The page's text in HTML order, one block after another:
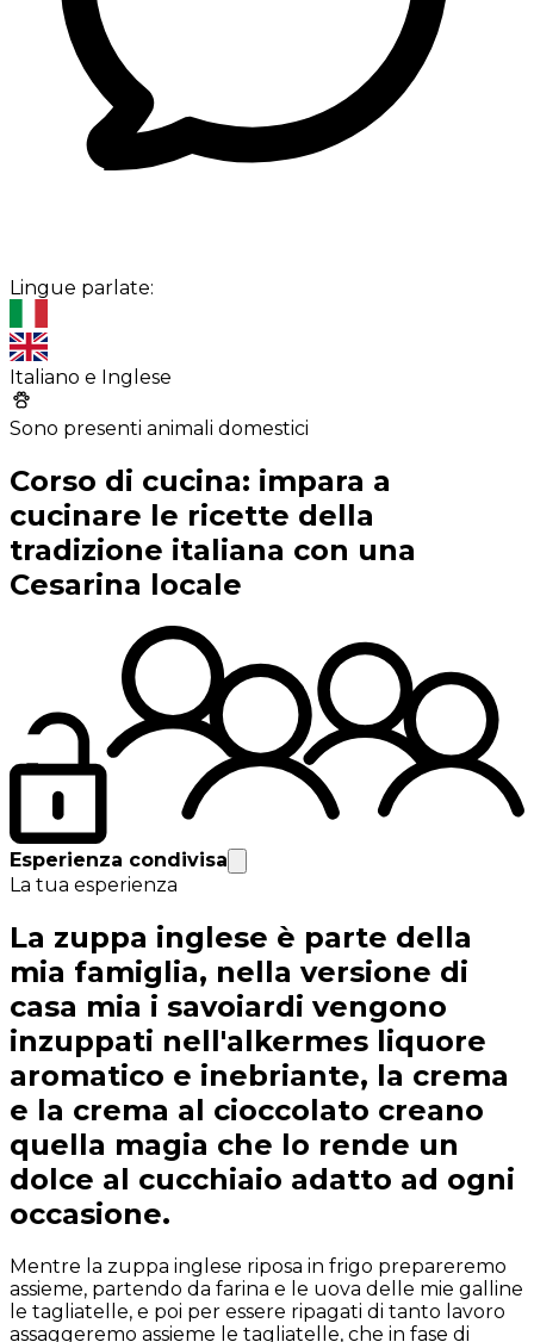
Lingue parlate:
Italiano e Inglese
Sono presenti animali domestici
Corso di cucina: impara a
cucinare le ricette della
tradizione italiana con una
Cesarina locale
Esperienza condivisa
La tua esperienza
La zuppa inglese è parte della
mia famiglia, nella versione di
casa mia i savoiardi vengono
inzuppati nell'alkermes liquore
aromatico e inebriante, la crema
e la crema al cioccolato creano
quella magia che lo rende un
dolce al cucchiaio adatto ad ogni
occasione.
Mentre la zuppa inglese riposa in frigo prepareremo
assieme, partendo da farina e le uova delle mie galline
le tagliatelle, e poi per essere ripagati di tanto lavoro
assaggeremo assieme le tagliatelle, che in fase di